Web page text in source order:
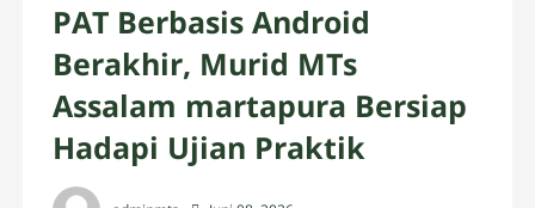
PAT Berbasis Android
Berakhir, Murid MTs
Assalam martapura Bersiap
Hadapi Ujian Praktik